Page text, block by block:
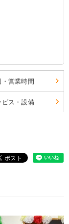
・営業時間
ビス・設備